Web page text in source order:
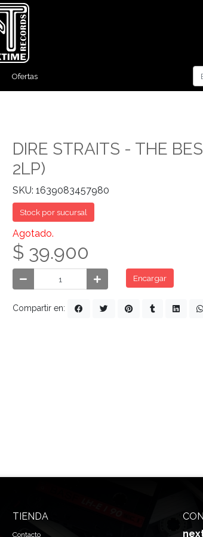
Ofertas
DIRE STRAITS - THE
2LP)
SKU: 1639083457980
Stock por sucursal
Agotado.
$ 39.900
Encargar
Compartir en:
TIENDA
Contacto